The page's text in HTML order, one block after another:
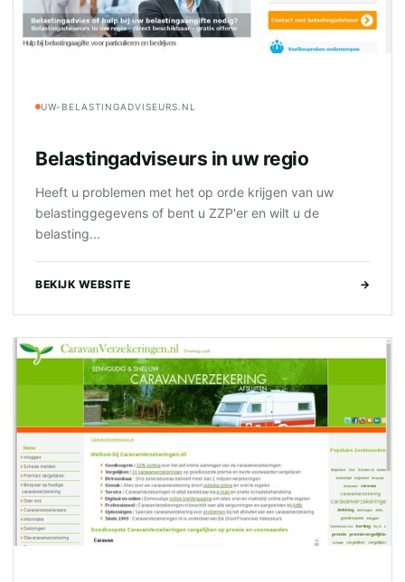
UW-BELASTINGADVISEURS.NL
Belastingadviseurs in uw regio
Heeft u problemen met het op orde krijgen van uw
belastinggegevens of bent u ZZP'er en wilt u de
belasting...
BEKIJK WEBSITE →